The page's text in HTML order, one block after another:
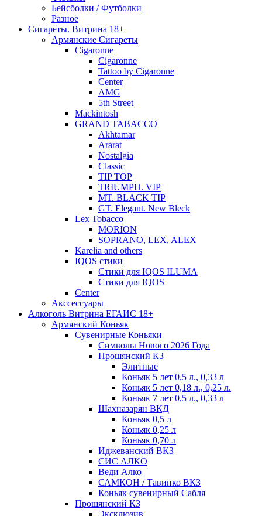
Бейсболки / Футболки
Разное
Сигареты. Витрина 18+
Армянские Сигареты
Cigaronne
Cigaronne
Tattoo by Cigaronne
Center
AMG
5th Street
Mackintosh
GRAND TABACCO
Akhtamar
Ararat
Nostalgia
Classic
TIP TOP
TRIUMPH. VIP
MT. BLACK TIP
GT. Elegant. New Bleck
Lex Tobacco
MORION
SOPRANO, LEX, ALEX
Karelia and others
IQOS стики
Стики для IQOS ILUMA
Стики для IQOS
Сenter
Акссессуары
Алкоголь Витрина ЕГАИС 18+
Армянский Коньяк
Сувенирные Коньяки
Символы Нового 2026 Года
Прошянский КЗ
Элитные
Коньяк 5 лет 0,5 л., 0,33 л
Коньяк 5 лет 0,18 л., 0,25 л.
Коньяк 7 лет 0,5 л., 0,33 л
Шахназарян ВКД
Коньяк 0,5 л
Коньяк 0,25 л
Коньяк 0,70 л
Иджеванский ВКЗ
СИС АЛКО
Веди Алко
САМКОН / Тавинко ВКЗ
Коньяк сувенирный Сабля
Прошянский КЗ
Эксклюзив